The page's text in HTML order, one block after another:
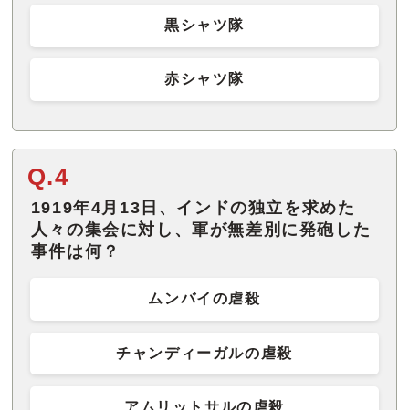
黒シャツ隊
赤シャツ隊
Q.4
1919年4月13日、インドの独立を求めた
人々の集会に対し、軍が無差別に発砲した
事件は何？
ムンバイの虐殺
チャンディーガルの虐殺
アムリットサルの虐殺